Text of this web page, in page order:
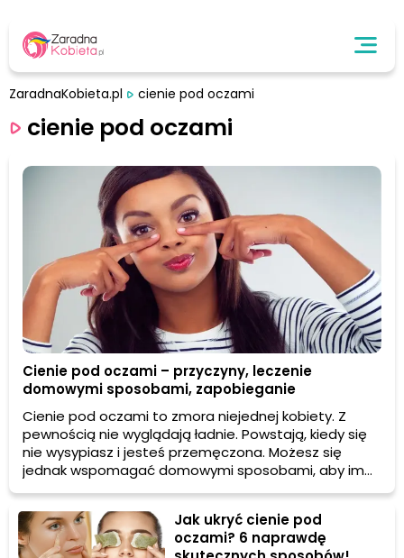
ZaradnaKobieta.pl cienie pod oczami
cienie pod oczami
Cienie pod oczami – przyczyny, leczenie
domowymi sposobami, zapobieganie
Cienie pod oczami to zmora niejednej kobiety. Z
pewnością nie wyglądają ładnie. Powstają, kiedy się
nie wysypiasz i jesteś przemęczona. Możesz się
jednak wspomagać domowymi sposobami, aby im
zapobiegać lub je redukować. Jakimi?
Jak ukryć cienie pod
oczami? 6 naprawdę